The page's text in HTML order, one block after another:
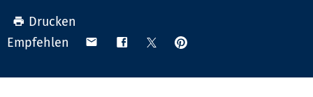
Drucken
Empfehlen
Teilen Teilen TeilenAnpinnen